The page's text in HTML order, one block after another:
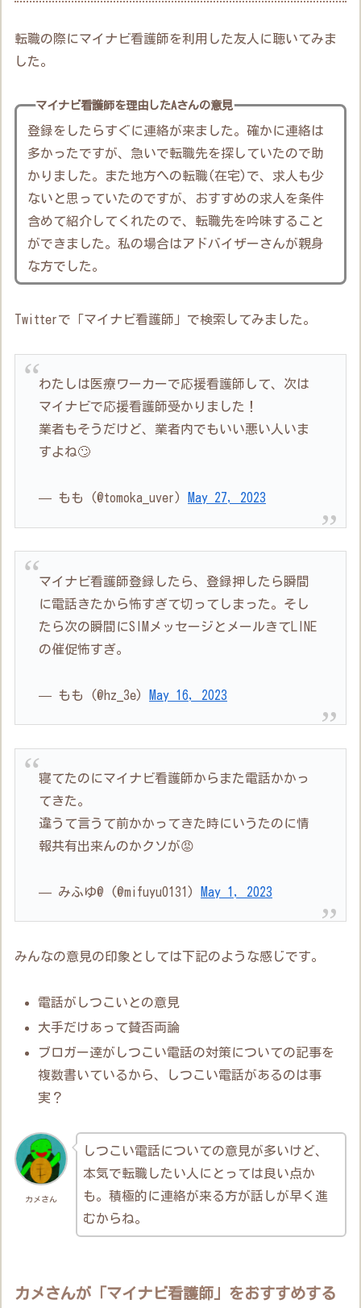
転職の際にマイナビ看護師を利用した友人に聴いてみま
した。
マイナビ看護師を理由したAさんの意見
登録をしたらすぐに連絡が来ました。確かに連絡は
多かったですが、急いで転職先を探していたので助
かりました。また地方への転職(在宅)で、求人も少
ないと思っていたのですが、おすすめの求人を条件
含めて紹介してくれたので、転職先を吟味すること
ができました。私の場合はアドバイザーさんが親身
な方でした。
Twitterで「マイナビ看護師」で検索してみました。
わたしは医療ワーカーで応援看護師して、次は
マイナビで応援看護師受かりました！
業者もそうだけど、業者内でもいい悪い人いま
すよね🙄
— もも (@tomoka_uver) May 27, 2023
マイナビ看護師登録したら、登録押したら瞬間
に電話きたから怖すぎて切ってしまった。そし
たら次の瞬間にSIMメッセージとメールきてLINE
の催促怖すぎ。
— もも (@hz_3e) May 16, 2023
寝てたのにマイナビ看護師からまた電話かかっ
てきた。
違うて言うて前かかってきた時にいうたのに情
報共有出来んのかクソが😡
— みふゆ@ (@mifuyu0131) May 1, 2023
みんなの意見の印象としては下記のような感じです。
電話がしつこいとの意見
大手だけあって賛否両論
ブロガー達がしつこい電話の対策についての記事を
複数書いているから、しつこい電話があるのは事
実？
カメさん
しつこい電話についての意見が多いけど、
本気で転職したい人にとっては良い点か
も。積極的に連絡が来る方が話しが早く進
むからね。
カメさんが「マイナビ看護師」をおすすめする